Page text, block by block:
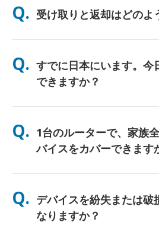
ータをご利用いただけます。（ただし
クと同様、通信事業者の回線が一時的
響が出る可能性があります）。万が一
ます。
Q. 受け取りと返却はどのよ
主要空港での受け取り、またはホテル
み封筒が同梱されていますので、日本
函するだけです。書類手続きやカウン
Q. すでに日本にいます。今
できますか？
はい。空港での当日受け取りが可能で
わせいただければ、お住まいの地域で
たします。
Q. 1台のルーターで、家族
バイスをカバーできます
はい、最大10台のデバイス（スマート
し、終日使用できるよう無料のパワー
Q. デバイスを紛失または破
なりますか？